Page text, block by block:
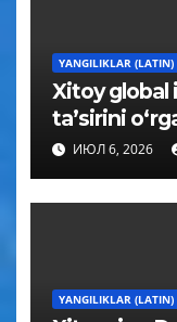
YANGILIKLAR (LATIN)
Xitoy global
taʼsirini
ИЮЛ 6, 2026
YANGILIKLAR (LATIN)